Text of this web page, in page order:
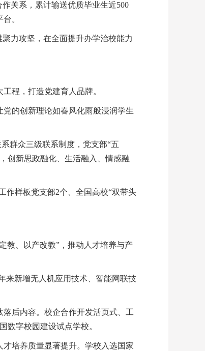
关系，累计输送优质毕业生近500
。
力攻坚，在全面提升办学治校能力
程，打造党建育人品牌。
的创新理论如春风化雨般浸润学生
群众三级联系制度，党支部“五
创新思政融化、生活融入、情感融
作样板党支部2个、全国高校“双带头
教、以产改教”，推动人才培养与产
来新增无人机应用技术、智能网联技
后内容。校企合作开发活页式、工
数字校园建设试点学校。
培养质量显著提升。学校入选国家